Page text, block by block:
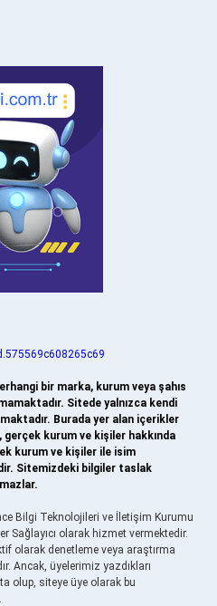
bir marka, kurum veya şahıs
Sitede yalnızca kendi
Burada yer alan içerikler
kurum ve kişiler hakkında
kurum ve kişiler ile isim
Sitemizdeki bilgiler taslak
Bilgi Teknolojileri ve İletişim Kurumu
Sağlayıcı olarak hizmet vermektedir.
olarak denetleme veya araştırma
Ancak, üyelerimiz yazdıkları
olup, siteye üye olarak bu